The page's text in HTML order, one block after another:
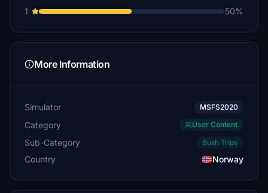
1
50%
More Information
Simulator MSFS2020
Category User Content
Sub-Category Bush Trips
Country Norway